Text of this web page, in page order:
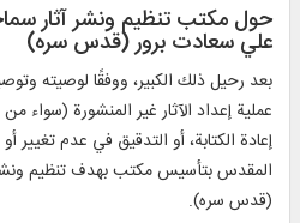
حول مكتب تنظيم ونشر آثار
علي سعادت برور (قدس سره)
بعد رحيل ذلك الكبير، ووفقًا لوصيته
عملية إعداد الآثار غير المنشورة (سواء
إعادة الكتابة، أو التدقيق في عدم تغيير
المقدس بتأسيس مكتب بهدف تنظيم ونشر
(قدس سره).